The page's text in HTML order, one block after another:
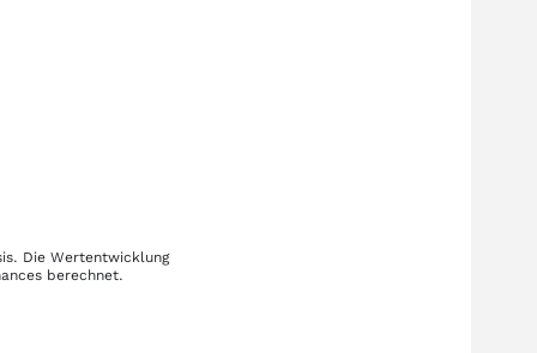
Die Wertentwicklung
berechnet.